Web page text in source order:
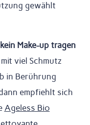
gewählt
kein Make-up tragen
viel Schmutz
in Berührung
empfiehlt sich
Ageless Bio